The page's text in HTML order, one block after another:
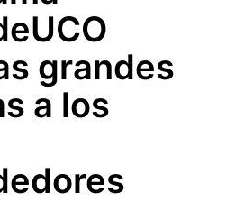
grandes
a los